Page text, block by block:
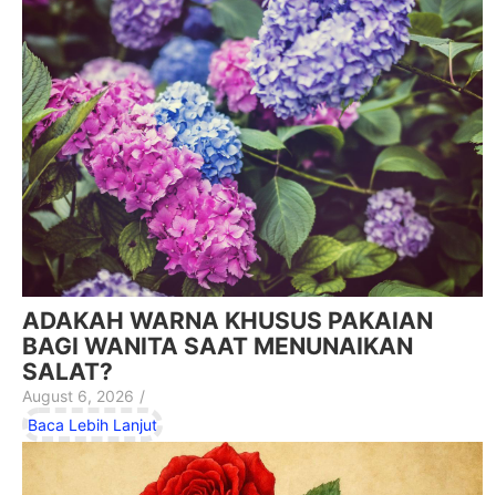
ADAKAH WARNA KHUSUS PAKAIAN
BAGI WANITA SAAT MENUNAIKAN
SALAT?
August 6, 2026 /
Baca Lebih Lanjut